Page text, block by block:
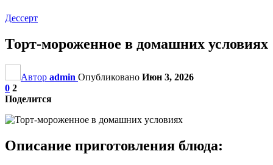
Дессерт
Торт-мороженное в домашних условиях
Автор admin Опубликовано Июн 3, 2026
0 2
Поделится
Описание приготовления блюда: